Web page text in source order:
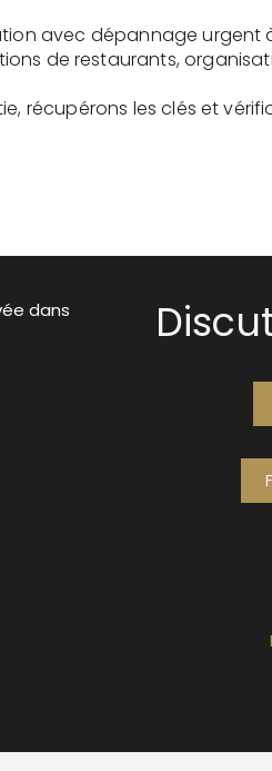
avec dépannage urgent
de restaurants,
récupérons les clés et
dans